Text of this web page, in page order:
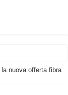
fa tutto lui! (Senza
nuova offerta fibra